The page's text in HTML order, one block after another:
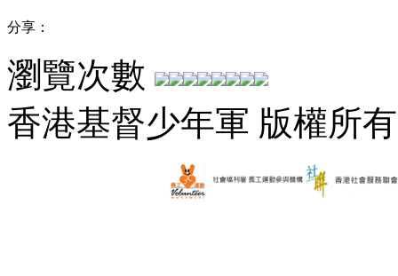
分享：
瀏覽次數
香港基督少年軍 版權所